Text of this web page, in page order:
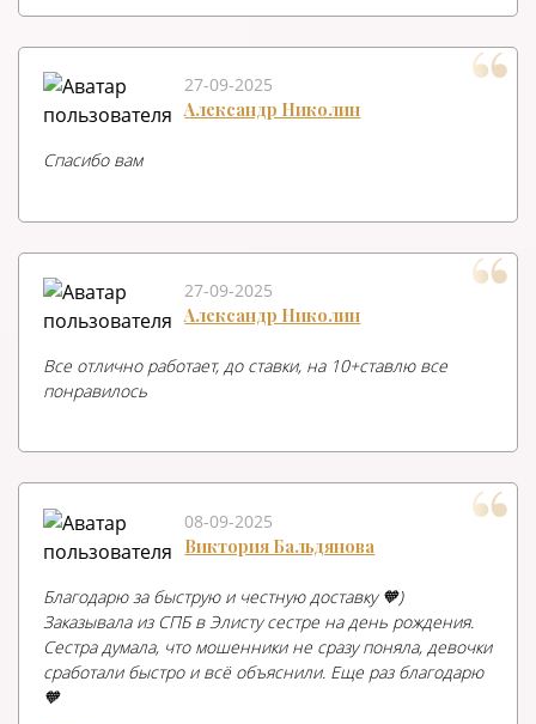
27-09-2025
Александр Николин
Спасибо вам
27-09-2025
Александр Николин
Все отлично работает, до ставки, на 10+ставлю все
понравилось
08-09-2025
Виктория Бальдянова
Благодарю за быструю и честную доставку 🧡)
Заказывала из СПБ в Элисту сестре на день рождения.
Сестра думала, что мошенники не сразу поняла, девочки
сработали быстро и всё объяснили. Еще раз благодарю
🧡